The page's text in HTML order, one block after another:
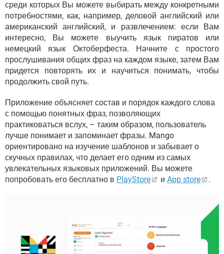
среди которых Вы можете выбирать между конкретными
потребностями, как, например, деловой английский или
американский английский, и развлечением: если Вам
интересно, Вы можете выучить язык пиратов или
немецкий язык Октоберфеста. Начните с простого
прослушивания общих фраз на каждом языке, затем Вам
придется повторять их и научиться понимать, чтобы
продолжить свой путь.
Приложение объясняет состав и порядок каждого слова
с помощью понятных фраз, позволяющих
практиковаться вслух, – таким образом, пользователь
лучше понимает и запоминает фразы. Mango
ориентировано на изучение шаблонов и забывает о
скучных правилах, что делает его одним из самых
увлекательных языковых приложений. Вы можете
попробовать его бесплатно в PlayStore и App store .